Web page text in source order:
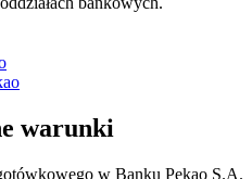
warunki
w Banku Pekao S.A.